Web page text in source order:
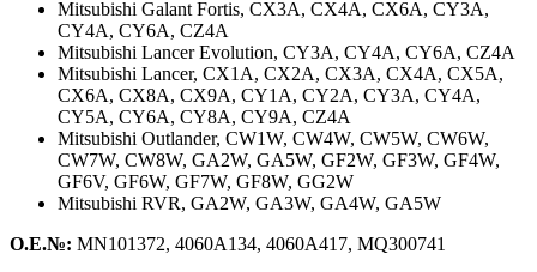
Mitsubishi Galant Fortis, CX3A, CX4A, CX6A, CY3A,
CY4A, CY6A, CZ4A
Mitsubishi Lancer Evolution, CY3A, CY4A, CY6A, CZ4A
Mitsubishi Lancer, CX1A, CX2A, CX3A, CX4A, CX5A,
CX6A, CX8A, CX9A, CY1A, CY2A, CY3A, CY4A,
CY5A, CY6A, CY8A, CY9A, CZ4A
Mitsubishi Outlander, CW1W, CW4W, CW5W, CW6W,
CW7W, CW8W, GA2W, GA5W, GF2W, GF3W, GF4W,
GF6V, GF6W, GF7W, GF8W, GG2W
Mitsubishi RVR, GA2W, GA3W, GA4W, GA5W
О.Е.№: MN101372, 4060A134, 4060A417, MQ300741